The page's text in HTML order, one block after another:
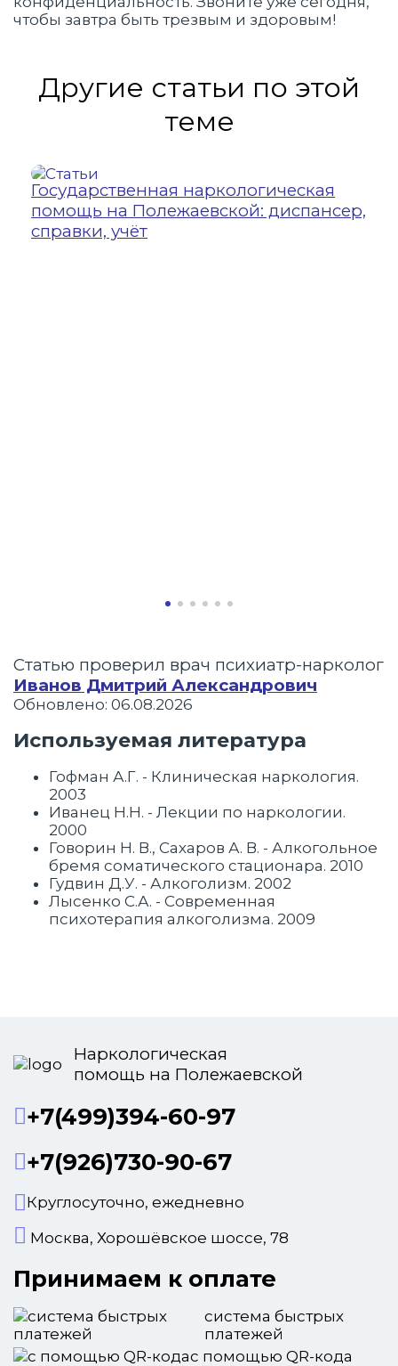
чтобы завтра быть трезвым и здоровым!
Другие статьи по этой
теме
Государственная наркологическая
помощь на Полежаевской: диспансер,
справки, учёт
Статью проверил врач психиатр-нарколог
Иванов Дмитрий Александрович
Обновлено: 06.08.2026
Используемая литература
Гофман А.Г. - Клиническая наркология.
2003
Иванец Н.Н. - Лекции по наркологии.
2000
Говорин Н. В., Сахаров А. В. - Алкогольное
бремя соматического стационара. 2010
Гудвин Д.У. - Алкоголизм. 2002
Лысенко С.А. - Современная
психотерапия алкоголизма. 2009
Наркологическая
помощь на Полежаевской
+7(499)394-60-97
+7(926)730-90-67
Круглосуточно, ежедневно
Москва, Хорошёвское шоссе, 78
Принимаем к оплате
система быстрых
платежей
с помощью QR-кода